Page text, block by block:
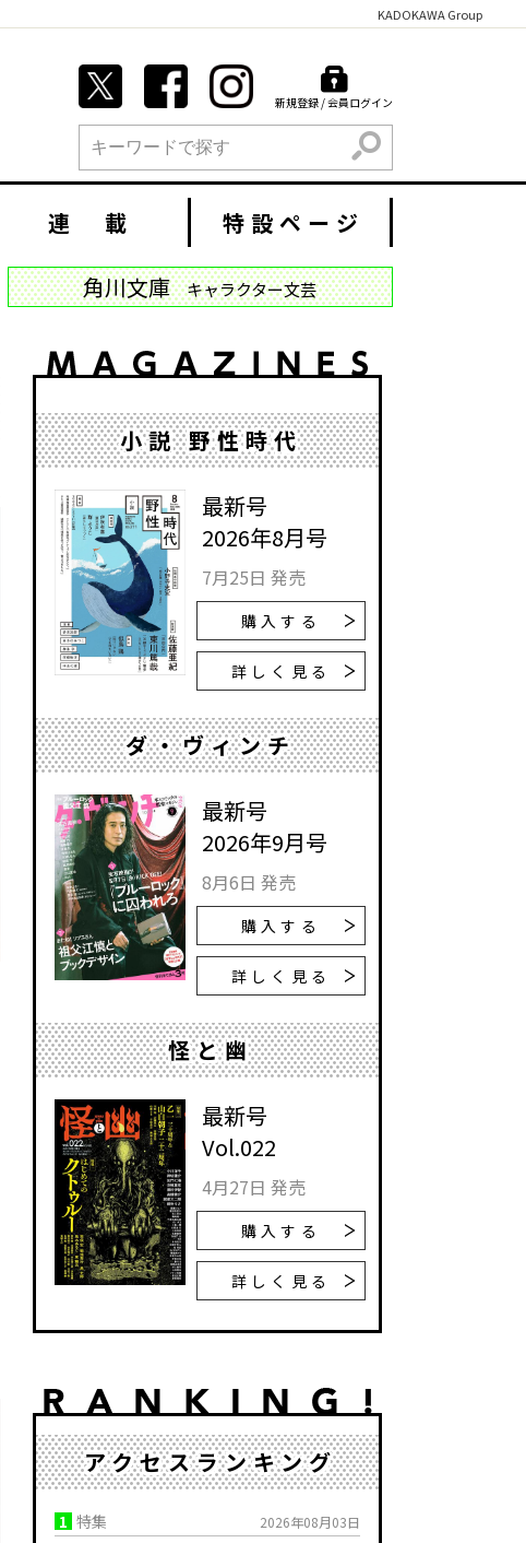
KADOKAWA Group
新規登録 / 会員ログイン
検索
連 載 特設ページ
角川文庫 キャラクター文芸
小説 野性時代
最新号
2026年8月号
7月25日 発売
購入する
詳しく見る
ダ・ヴィンチ
最新号
2026年9月号
8月6日 発売
購入する
詳しく見る
怪と幽
最新号
Vol.022
4月27日 発売
購入する
詳しく見る
アクセスランキング
1 特集 2026年08月03日